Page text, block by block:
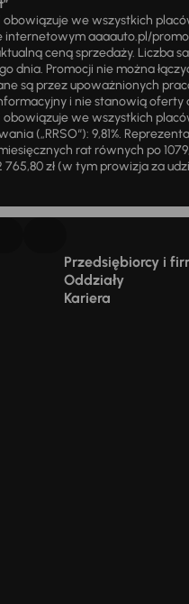
obowiązuje we wszystkich
aaaauto.pl/
ceną sprzedaży.
dnia. Promocji nie można
są przez upoważnionych
i nie stanowią
obowiązuje we wszystkich
(„RRSO“): 9,81%.
rat równych po
765,80 zł (w tym prowizja za
Przedsiębiorcy i
Oddziały
Kariera